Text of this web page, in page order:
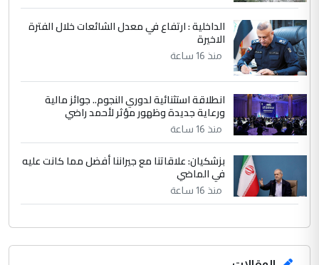
الداخلية : ارتفاع في معدل الشائعات خلال الفترة
الاخيرة
منذ 16 ساعة
انطلاقة استثنائية لدوري النجوم.. جوائز مالية
ورعاية جديدة وظهور مؤثر لأحمد راضي
منذ 16 ساعة
بزشكيان: علاقاتنا مع جيراننا أفضل مما كانت عليه
في الماضي
منذ 16 ساعة